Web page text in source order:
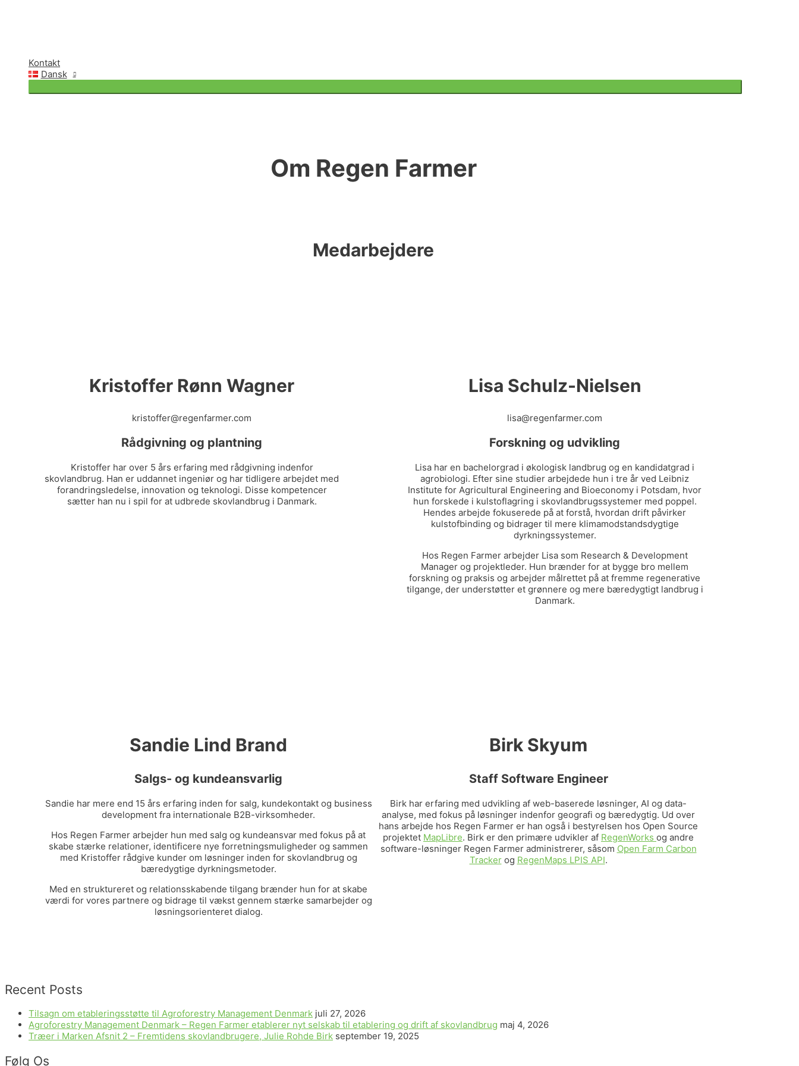
Kontakt
Dansk
Menu
Om Regen Farmer
Medarbejdere
Kristoffer Rønn Wagner
kristoffer@regenfarmer.com
Rådgivning og plantning
Kristoffer har over 5 års erfaring med rådgivning indenfor
skovlandbrug. Han er uddannet ingeniør og har tidligere arbejdet med
forandringsledelse, innovation og teknologi. Disse kompetencer
sætter han nu i spil for at udbrede skovlandbrug i Danmark.
Lisa Schulz-Nielsen
lisa@regenfarmer.com
Forskning og udvikling
Lisa har en bachelorgrad i økologisk landbrug og en kandidatgrad i
agrobiologi. Efter sine studier arbejdede hun i tre år ved Leibniz
Institute for Agricultural Engineering and Bioeconomy i Potsdam, hvor
hun forskede i kulstoflagring i skovlandbrugssystemer med poppel.
Hendes arbejde fokuserede på at forstå, hvordan drift påvirker
kulstofbinding og bidrager til mere klimamodstandsdygtige
dyrkningssystemer.
Hos Regen Farmer arbejder Lisa som Research & Development
Manager og projektleder. Hun brænder for at bygge bro mellem
forskning og praksis og arbejder målrettet på at fremme regenerative
tilgange, der understøtter et grønnere og mere bæredygtigt landbrug i
Danmark.
Sandie Lind Brand
Salgs- og kundeansvarlig
Sandie har mere end 15 års erfaring inden for salg, kundekontakt og business
development fra internationale B2B-virksomheder.
Hos Regen Farmer arbejder hun med salg og kundeansvar med fokus på at
skabe stærke relationer, identificere nye forretningsmuligheder og sammen
med Kristoffer rådgive kunder om løsninger inden for skovlandbrug og
bæredygtige dyrkningsmetoder.
Med en struktureret og relationsskabende tilgang brænder hun for at skabe
værdi for vores partnere og bidrage til vækst gennem stærke samarbejder og
løsningsorienteret dialog.
Birk Skyum
Staff Software Engineer
Birk har erfaring med udvikling af web-baserede løsninger, AI og data-
analyse, med fokus på løsninger indenfor geografi og bæredygtig. Ud over
hans arbejde hos Regen Farmer er han også i bestyrelsen hos Open Source
projektet MapLibre. Birk er den primære udvikler af RegenWorks og andre
software-løsninger Regen Farmer administrerer, såsom Open Farm Carbon
Trackerog RegenMaps LPIS API.
Recent Posts
Tilsagn om etableringsstøtte til Agroforestry Management Denmark juli 27, 2026
Agroforestry Management Denmark – Regen Farmer etablerer nyt selskab til etablering og drift af skovlandbrug maj 4, 2026
Træer i Marken Afsnit 2 – Fremtidens skovlandbrugere, Julie Rohde Birk september 19, 2025
Følg Os